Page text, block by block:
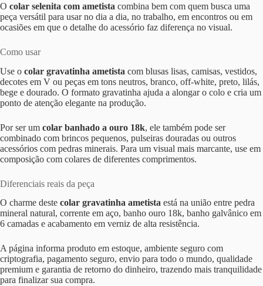
O colar selenita com ametista combina bem com quem busca uma
peça versátil para usar no dia a dia, no trabalho, em encontros ou em
ocasiões em que o detalhe do acessório faz diferença no visual.
Como usar
Use o colar gravatinha ametista com blusas lisas, camisas, vestidos,
decotes em V ou peças em tons neutros, branco, off-white, preto, lilás,
bege e dourado. O formato gravatinha ajuda a alongar o colo e cria um
ponto de atenção elegante na produção.
Por ser um colar banhado a ouro 18k, ele também pode ser
combinado com brincos pequenos, pulseiras douradas ou outros
acessórios com pedras minerais. Para um visual mais marcante, use em
composição com colares de diferentes comprimentos.
Diferenciais reais da peça
O charme deste colar gravatinha ametista está na união entre pedra
mineral natural, corrente em aço, banho ouro 18k, banho galvânico em
6 camadas e acabamento em verniz de alta resistência.
A página informa produto em estoque, ambiente seguro com
criptografia, pagamento seguro, envio para todo o mundo, qualidade
premium e garantia de retorno do dinheiro, trazendo mais tranquilidade
para finalizar sua compra.